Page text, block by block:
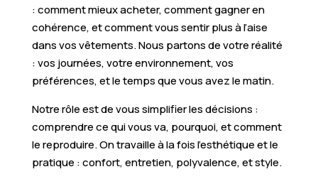
: comment mieux acheter, comment gagner en
cohérence, et comment vous sentir plus à l’aise
dans vos vêtements. Nous partons de votre réalité
: vos journées, votre environnement, vos
préférences, et le temps que vous avez le matin.
Notre rôle est de vous simplifier les décisions :
comprendre ce qui vous va, pourquoi, et comment
le reproduire. On travaille à la fois l’esthétique et le
pratique : confort, entretien, polyvalence, et style.